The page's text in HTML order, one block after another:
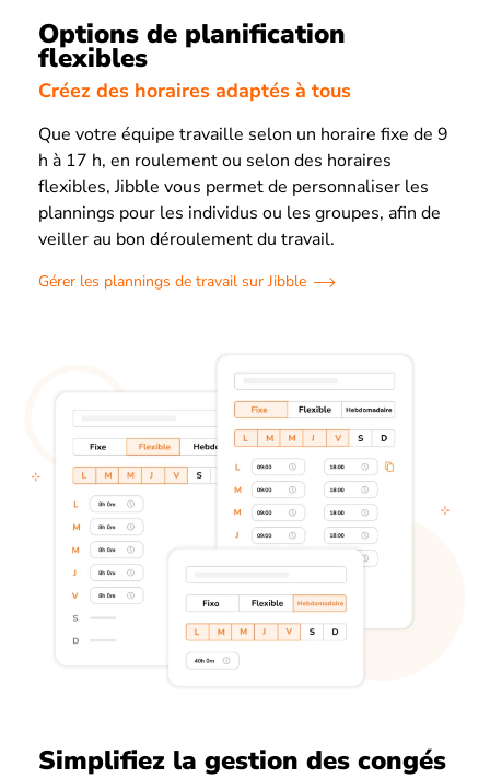
Options de planification
flexibles
Créez des horaires adaptés à tous
Que votre équipe travaille selon un horaire fixe de 9
h à 17 h, en roulement ou selon des horaires
flexibles, Jibble vous permet de personnaliser les
plannings pour les individus ou les groupes, afin de
veiller au bon déroulement du travail.
Gérer les plannings de travail sur Jibble
Simplifiez la gestion des congés